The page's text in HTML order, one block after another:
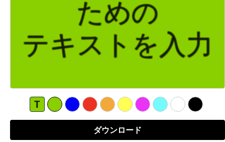
T
ダウンロード